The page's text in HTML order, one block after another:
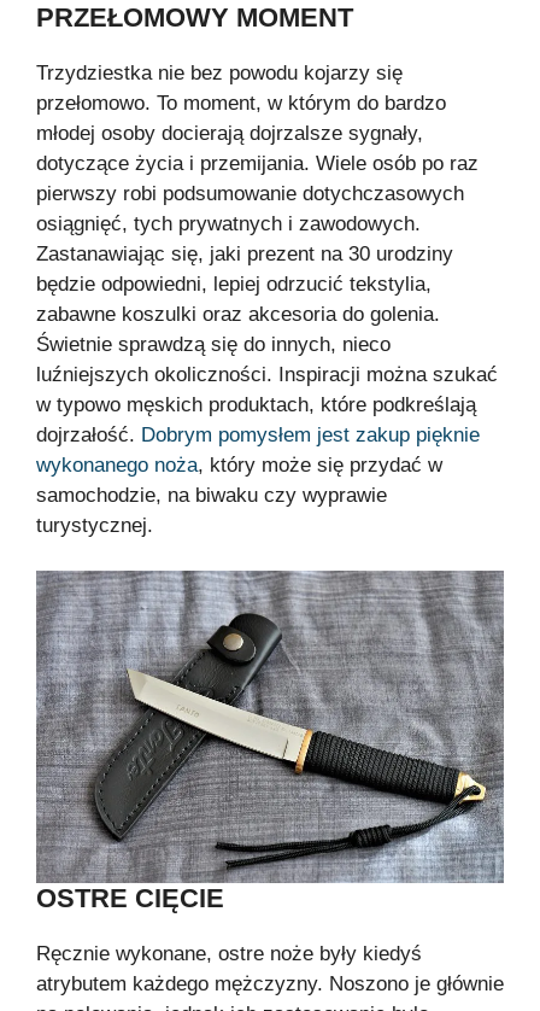
PRZEŁOMOWY MOMENT
Trzydziestka nie bez powodu kojarzy się
przełomowo. To moment, w którym do bardzo
młodej osoby docierają dojrzalsze sygnały,
dotyczące życia i przemijania. Wiele osób po raz
pierwszy robi podsumowanie dotychczasowych
osiągnięć, tych prywatnych i zawodowych.
Zastanawiając się, jaki prezent na 30 urodziny
będzie odpowiedni, lepiej odrzucić tekstylia,
zabawne koszulki oraz akcesoria do golenia.
Świetnie sprawdzą się do innych, nieco
luźniejszych okoliczności. Inspiracji można szukać
w typowo męskich produktach, które podkreślają
dojrzałość. Dobrym pomysłem jest zakup pięknie
wykonanego noża, który może się przydać w
samochodzie, na biwaku czy wyprawie
turystycznej.
OSTRE CIĘCIE
Ręcznie wykonane, ostre noże były kiedyś
atrybutem każdego mężczyzny. Noszono je głównie